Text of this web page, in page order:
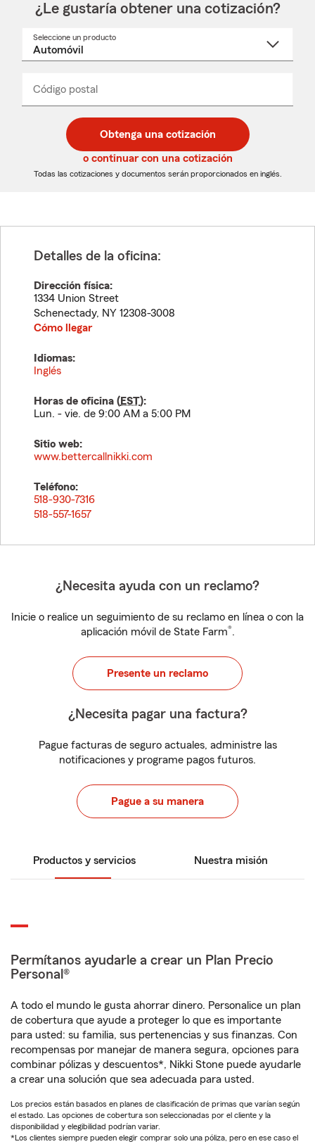
¿Le gustaría obtener una cotización?
Seleccione un producto
desplegable
Código postal
de
5
dígitos
de
5
dígitos
_____
Obtenga una cotización
o continuar con una cotización
Todas las cotizaciones y documentos serán proporcionados en inglés.
Detalles de la oficina:
Dirección física:
1334 Union Street
Schenectady, NY 12308-3008
Cómo llegar
Idiomas:
Inglés
Horas de oficina (EST):
Lun. - vie. de 9:00 AM a 5:00 PM
Sitio web:
www.bettercallnikki.com
Teléfono:
518-930-7316
518-557-1657
¿Necesita ayuda con un reclamo?
Inicie o realice un seguimiento de su reclamo en línea o con la
aplicación móvil de State Farm®.
Presente un reclamo
¿Necesita pagar una factura?
Pague facturas de seguro actuales, administre las
notificaciones y programe pagos futuros.
Pague a su manera
Productos y servicios Nuestra misión
Permítanos ayudarle a crear un Plan Precio
Personal®
A todo el mundo le gusta ahorrar dinero. Personalice un plan
de cobertura que ayude a proteger lo que es importante
para usted: su familia, sus pertenencias y sus finanzas. Con
recompensas por manejar de manera segura, opciones para
combinar pólizas y descuentos*, Nikki Stone puede ayudarle
a crear una solución que sea adecuada para usted.
Los precios están basados en planes de clasificación de primas que varían según
el estado. Las opciones de cobertura son seleccionadas por el cliente y la
disponibilidad y elegibilidad podrían variar.
*Los clientes siempre pueden elegir comprar solo una póliza, pero en ese caso el